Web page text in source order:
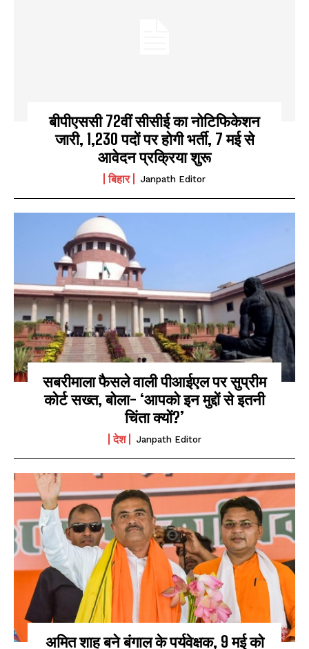
बीपीएससी 72वीं सीसीई का नोटिफिकेशन
जारी, 1,230 पदों पर होगी भर्ती, 7 मई से
आवेदन प्रक्रिया शुरू
बिहार Janpath Editor
सबरीमाला फैसले वाली पीआईएल पर सुप्रीम
कोर्ट सख्त, बोला- ‘आपको इन मुद्दों से इतनी
चिंता क्यों?’
देश Janpath Editor
अमित शाह बने बंगाल के पर्यवेक्षक, 9 मई को